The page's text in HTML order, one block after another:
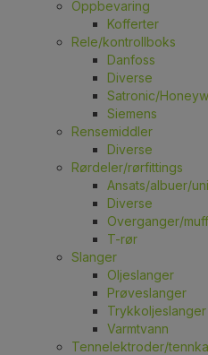
Oppbevaring
Kofferter
Rele/kontrollboks
Danfoss
Diverse
Satronic/
Siemens
Rensemiddler
Diverse
Rørdeler/rørfittings
Ansats/albuer/
Diverse
Overganger/
T-rør
Slanger
Oljeslanger
Prøveslanger
Trykkoljeslanger
Varmtvann
Tennelektroder/